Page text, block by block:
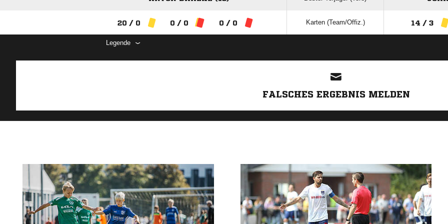
20 / 0 0 / 0 0 / 0 Karten (Team/Offiz.) 14 / 3
Legende
FALSCHES ERGEBNIS MELDEN